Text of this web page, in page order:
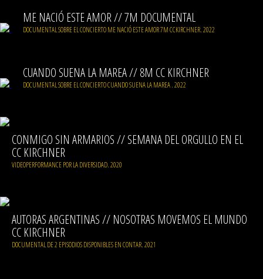
ME NACIÓ ESTE AMOR // 7M DOCUMENTAL
DOCUMENTAL SOBRE EL CONCIERTO ME NACIÓ ESTE AMOR 7M CCKIRCHNER. 2022
CUANDO SUENA LA MAREA // 8M CC KIRCHNER
DOCUMENTAL SOBRE EL CONCIERTO CUANDO SUENA LA MAREA . 2022
CONMIGO SIN ARMARIOS // SEMANA DEL ORGULLO EN EL
CC KIRCHNER
VIDEOPERFORMANCE POR LA DIVERSIDAD. 2020
AUTORAS ARGENTINAS // NOSOTRAS MOVEMOS EL MUNDO
CC KIRCHNER
DOCUMENTAL DE 2 EPISODIOS DISPONIBLES EN CONTAR. 2021